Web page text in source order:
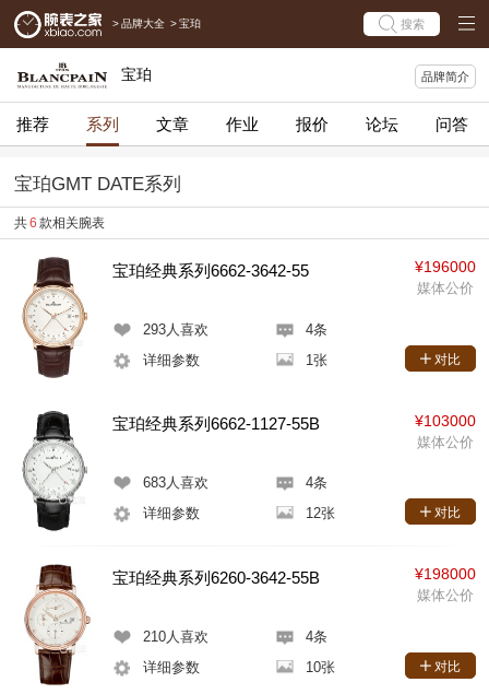
> 品牌大全 > 宝珀 搜索
宝珀 品牌简介
推荐 系列 文章 作业 报价 论坛 问答
宝珀GMT DATE系列
共6 款相关腕表
宝珀经典系列6662-3642-55
293人喜欢
4条
详细参数
1张
¥196000
媒体公价
对比
宝珀经典系列6662-1127-55B
683人喜欢
4条
详细参数
12张
¥103000
媒体公价
对比
宝珀经典系列6260-3642-55B
210人喜欢
4条
详细参数
10张
¥198000
媒体公价
对比